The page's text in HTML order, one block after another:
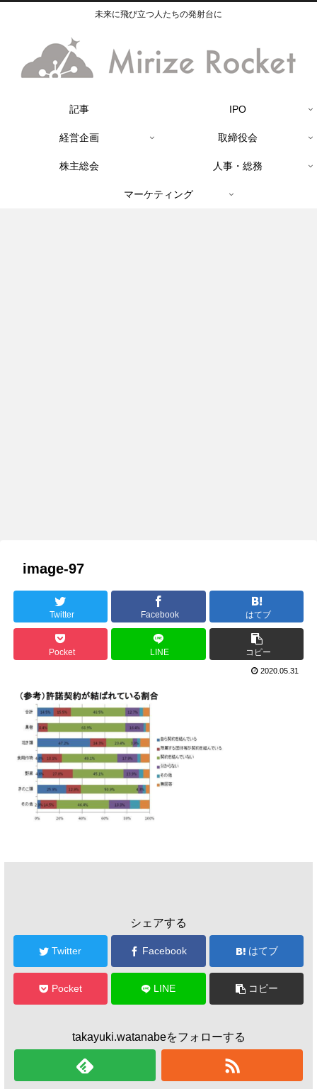
未来に飛び立つ人たちの発射台に
記事 IPO
経営企画 取締役会
株主総会 人事・総務
マーケティング
image-97
Twitter Facebook はてブ
Pocket LINE コピー
2020.05.31
シェアする
Twitter Facebook はてブ
Pocket LINE コピー
takayuki.watanabeをフォローする